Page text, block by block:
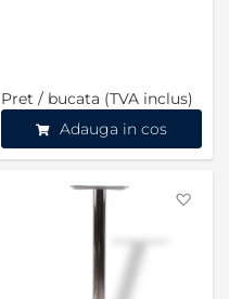
Pret / bucata (TVA inclus)
Adauga in cos